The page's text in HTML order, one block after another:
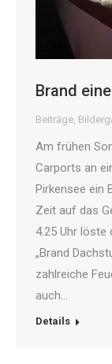
Brand
Beiträge,
Am frühen
Carports an
Pirkensee ein
Zeit auf das
4.25 Uhr löste
„Brand
zahlreiche
auch…
Details